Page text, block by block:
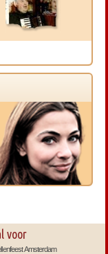
voor
Amsterdam